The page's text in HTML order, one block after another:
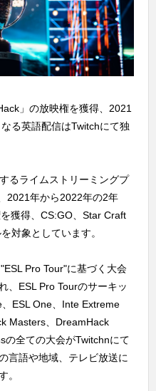
」の放映権を獲得、2021
る英語配信はTwitchにて独
るライムストリーミングプ
2021年から2022年の2年
獲得、CS:GO、Star Craft
対象としています。
Pro Tour"に基づく大会
、ESL Pro Tourのサーキッ
ESL One、Inte Extreme
Masters、DreamHack
の全ての大会がTwitchnにて
言語や地域、テレビ放送に
。